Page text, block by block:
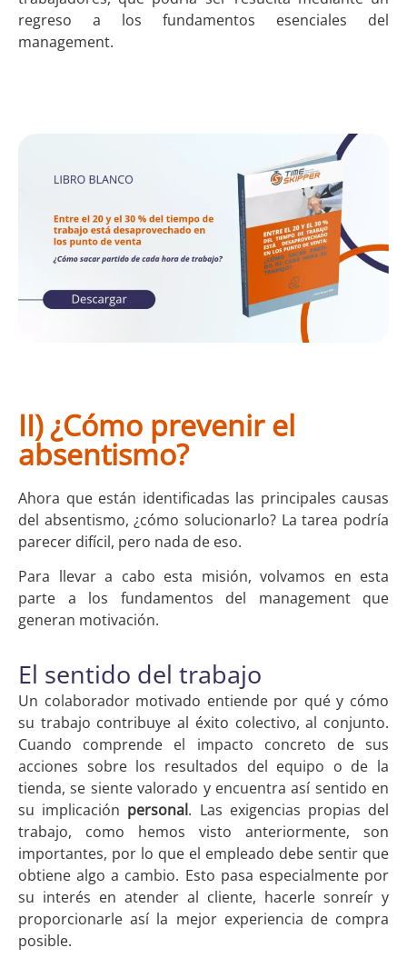
regreso a los fundamentos esenciales del
management.
II) ¿Cómo prevenir el
absentismo?
Ahora que están identificadas las principales causas
del absentismo, ¿cómo solucionarlo? La tarea podría
parecer difícil, pero nada de eso.
Para llevar a cabo esta misión, volvamos en esta
parte a los fundamentos del management que
generan motivación.
El sentido del trabajo
Un colaborador motivado entiende por qué y cómo
su trabajo contribuye al éxito colectivo, al conjunto.
Cuando comprende el impacto concreto de sus
acciones sobre los resultados del equipo o de la
tienda, se siente valorado y encuentra así sentido en
su implicación personal. Las exigencias propias del
trabajo, como hemos visto anteriormente, son
importantes, por lo que el empleado debe sentir que
obtiene algo a cambio. Esto pasa especialmente por
su interés en atender al cliente, hacerle sonreír y
proporcionarle así la mejor experiencia de compra
posible.